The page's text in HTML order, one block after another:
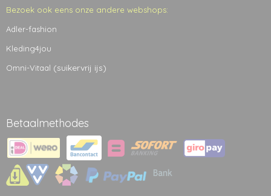
Bezoek ook eens onze andere webshops:
Adler-fashion
Kleding4jou
Omni-Vitaal (suikervrij ijs)
Betaalmethodes